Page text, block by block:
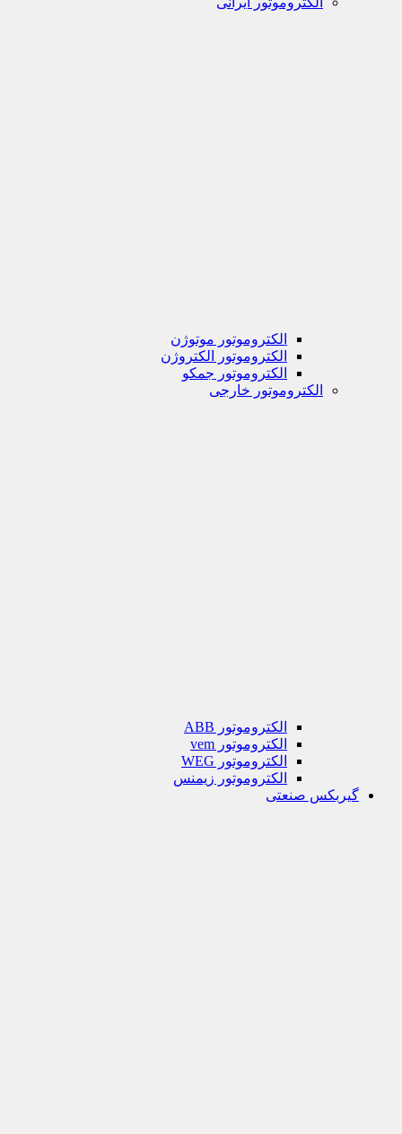
الکتروموتور موتوژن
الکتروموتور الکتروژن
الکتروموتور جمکو
الکتروموتور خارجی
الکتروموتور ABB
الکتروموتور vem
الکتروموتور WEG
الکتروموتور زیمنس
گیربکس صنعتی